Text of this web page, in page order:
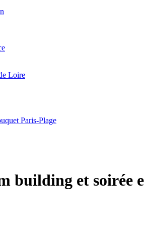
Loire
Paris-Plage
building et soirée